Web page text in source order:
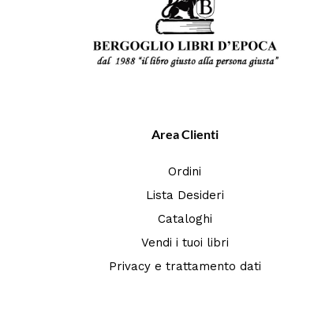
Area Clienti
Ordini
Lista Desideri
Cataloghi
Vendi i tuoi libri
Privacy e trattamento dati